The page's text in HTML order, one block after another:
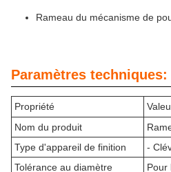
Rameau du mécanisme de
Paramètres techniques:
Propriété
Nom du produit
Type d'appareil de finition
-
Tolérance au diamètre
Pour